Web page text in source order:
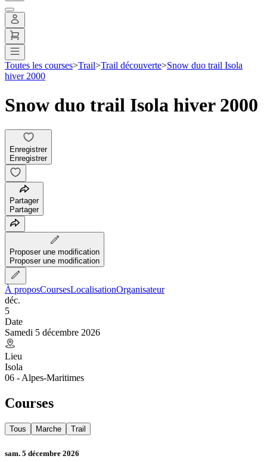
Toutes les courses>Trail>Trail découverte>Snow duo trail Isola
hiver 2000
Snow duo trail Isola hiver 2000
Enregistrer
Enregistrer
Partager
Partager
Proposer une modification
Proposer une modification
À proposCoursesLocalisationOrganisateur
déc.
5
Date
Samedi 5 décembre 2026
Lieu
Isola
06 - Alpes-Maritimes
Courses
Tous Marche Trail
sam. 5 décembre 2026